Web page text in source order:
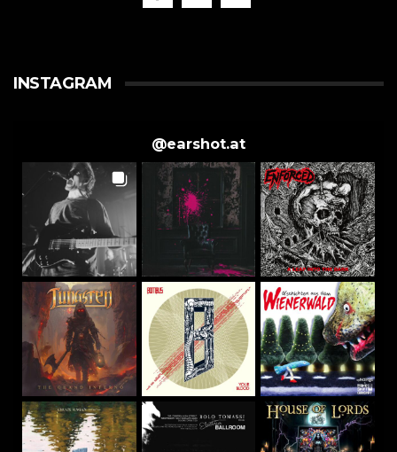
INSTAGRAM
@earshot.at